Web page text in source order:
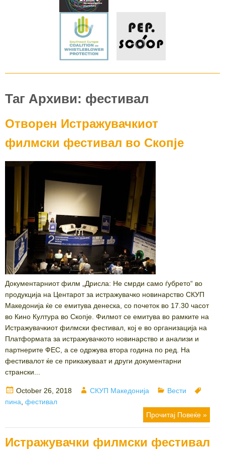
Таг Архиви: фестивал
Отворен Истражувачкиот
филмски фестивал во Скопје
Документарниот филм „Дрисла: Не смрди само ѓубрето“ во
продукција на Центарот за истражувачко новинарство СКУП
Македонија ќе се емитува денеска, со почеток во 17.30 часот
во Кино Култура во Скопје. Филмот се емитува во рамките на
Истражувачкиот филмски фестивал, кој е во организација на
Платформата за истражувачкото новинарство и анализи и
партнерите ФЕС, а се одржува втора година по ред. На
фестивалот ќе се прикажуваат и други документарни
странски...
Posted
on
October 26, 2018 Author
СКУП Македонија Categories
Вести
пина фестивал
Прочитај Повеќе »
Истражувачки филмски фестивал